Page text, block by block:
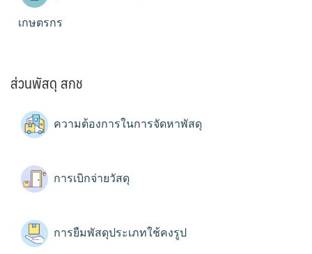
เกษตรกร
ส่วนพัสดุ สกช
ความต้องการในการจัดหาพัสดุ
การเบิกจ่ายวัสดุ
การยืมพัสดุประเภทใช้คงรูป